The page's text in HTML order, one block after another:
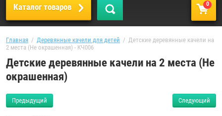
Каталог товаров 0
Главная
  /
Деревянные качели для детей
  /  Детские деревянные качели на
2 места (Не окрашенная) - КЧ006
Детские деревянные качели на 2 места (Не
окрашенная)
Предыдущий Следующий